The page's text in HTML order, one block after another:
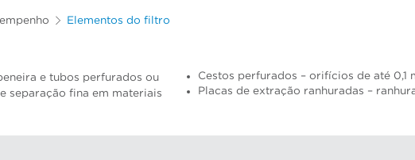
Elementos do filtro
e tubos perfurados ou
separação fina em materiais
Cestos perfurados – orifícios de até 0,1
Placas de extração ranhuradas –